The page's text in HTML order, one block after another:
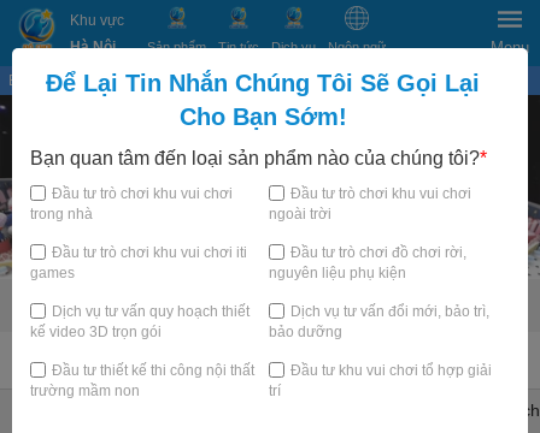
Khu vực
Hà Nội
Sản phẩm Tin tức Dịch vụ Ngôn ngữ Menu
Bạn đang xem tại
TRANG CHỦ
Thử
Để Lại Tin Nhắn Chúng Tôi Sẽ Gọi Lại
Cho Bạn Sớm!
Bạn quan tâm đến loại sản phẩm nào của chúng tôi?*
Đầu tư trò chơi khu vui chơi
trong nhà
Đầu tư trò chơi khu vui chơi
ngoài trời
Đầu tư trò chơi khu vui chơi iti
games
Đầu tư trò chơi đồ chơi rời,
nguyên liệu phụ kiện
Dịch vụ tư vấn quy hoạch thiết
kế video 3D trọn gói
Dịch vụ tư vấn đổi mới, bảo trì,
bảo dưỡng
Đầu tư thiết kế thi công nội thất
trường mầm non
Đầu tư khu vui chơi tổ hợp giải
trí